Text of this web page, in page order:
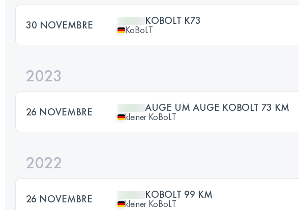
30 NOVEMBRE KOBOLT K73
KoBoLT
2023
26 NOVEMBRE AUGE UM AUGE KOBOLT 73 KM
kleiner KoBoLT
2022
26 NOVEMBRE KOBOLT 99 KM
kleiner KoBoLT